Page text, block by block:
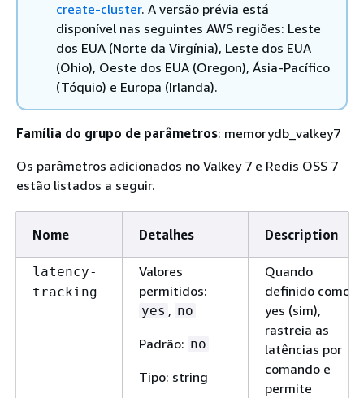
create-cluster. A versão prévia está
disponível nas seguintes AWS regiões: Leste
dos EUA (Norte da Virgínia), Leste dos EUA
(Ohio), Oeste dos EUA (Oregon), Ásia-Pacífico
(Tóquio) e Europa (Irlanda).
Família do grupo de parâmetros: memorydb_valkey7
Os parâmetros adicionados no Valkey 7 e Redis OSS 7
estão listados a seguir.
Nome Detalhes Description
latency-
tracking
Valores
permitidos:
yes , no
Padrão: no
Tipo: string
Quando
definido como
yes (sim),
rastreia as
latências por
comando e
permite